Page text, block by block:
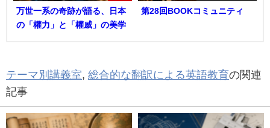
万世一系の奇跡が語る、日本
の「權力」と「權威」の美学
第28回BOOKコミュニティ
テーマ別講義室 総合的な翻訳による英語教育の関連
記事